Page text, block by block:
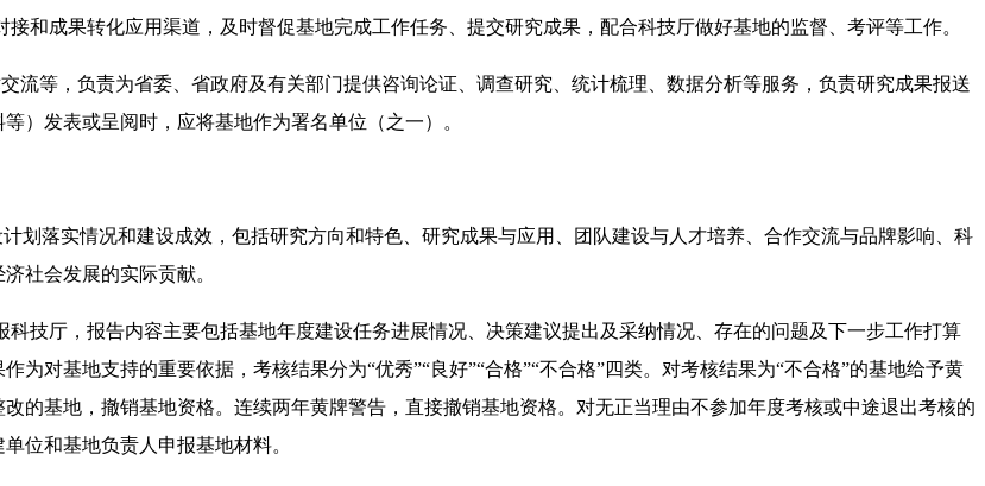
和成果转化应用渠道，及时督促基地完成工作任务、提交研究成果，配合科技厅做好基地的监督、考评等工作。
流等，负责为省委、省政府及有关部门提供咨询论证、调查研究、统计梳理、数据分析等服务，负责研究成果报送
）发表或呈阅时，应将基地作为署名单位（之一）。
划落实情况和建设成效，包括研究方向和特色、研究成果与应用、团队建设与人才培养、合作交流与品牌影响、科
社会发展的实际贡献。
技厅，报告内容主要包括基地年度建设任务进展情况、决策建议提出及采纳情况、存在的问题及下一步工作打算
对基地支持的重要依据，考核结果分为“优秀”“良好”“合格”“不合格”四类。对考核结果为“不合格”的基地给予黄
的基地，撤销基地资格。连续两年黄牌警告，直接撤销基地资格。对无正当理由不参加年度考核或中途退出考核的
位和基地负责人申报基地材料。